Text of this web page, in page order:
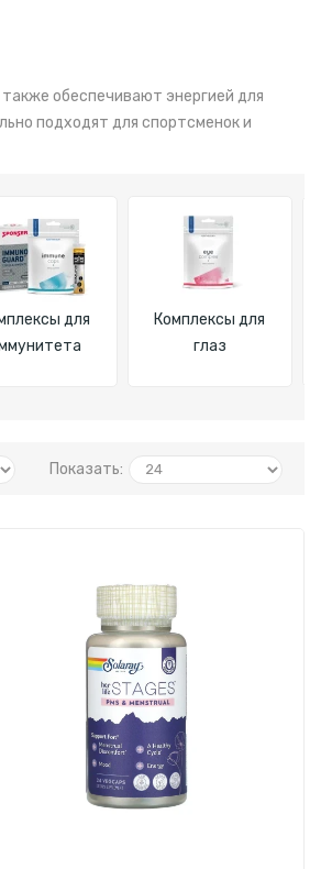
обеспечивают энергией для
подходят для спортсменок и
для
Комплексы для
глаз
Показать: